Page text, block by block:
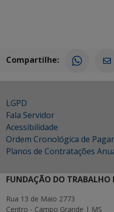
Compartilhe:
LGPD
Fala Servidor
Acessibilidade
Ordem Cronológica de
Planos de Contratações
FUNDAÇÃO DO TRABALHO
Rua 13 de Maio 2773
Centro - Campo Grande | MS